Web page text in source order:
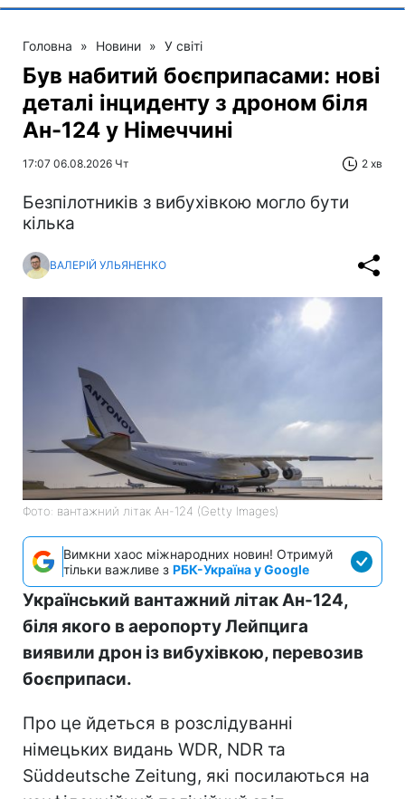
Головна » Новини » У світі
Був набитий боєприпасами: нові
деталі інциденту з дроном біля
Ан-124 у Німеччині
17:07 06.08.2026 Чт 2 хв
Безпілотників з вибухівкою могло бути
кілька
ВАЛЕРІЙ УЛЬЯНЕНКО
Фото: вантажний літак Ан-124 (Getty Images)
Вимкни хаос міжнародних новин! Отримуй
тільки важливе з РБК-Україна у Google
Український вантажний літак Ан-124,
біля якого в аеропорту Лейпцига
виявили дрон із вибухівкою, перевозив
боєприпаси.
Про це йдеться в розслідуванні
німецьких видань WDR, NDR та
Süddeutsche Zeitung, які посилаються на